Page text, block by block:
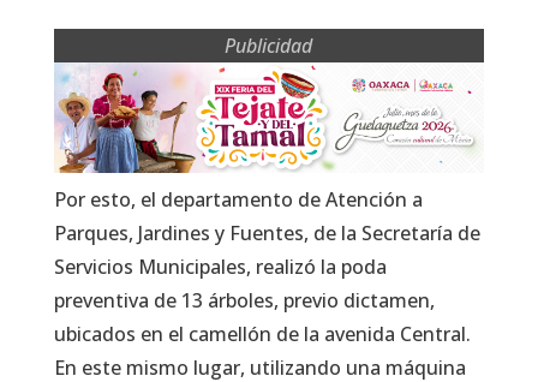
Publicidad
Por esto, el departamento de Atención a
Parques, Jardines y Fuentes, de la Secretaría de
Servicios Municipales, realizó la poda
preventiva de 13 árboles, previo dictamen,
ubicados en el camellón de la avenida Central.
En este mismo lugar, utilizando una máquina